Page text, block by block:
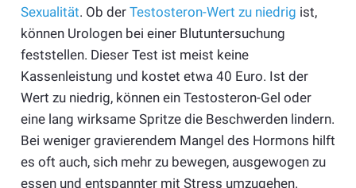
Sexualität. Ob der Testosteron-Wert zu niedrig ist,
können Urologen bei einer Blutuntersuchung
feststellen. Dieser Test ist meist keine
Kassenleistung und kostet etwa 40 Euro. Ist der
Wert zu niedrig, können ein Testosteron-Gel oder
eine lang wirksame Spritze die Beschwerden lindern.
Bei weniger gravierendem Mangel des Hormons hilft
es oft auch, sich mehr zu bewegen, ausgewogen zu
essen und entspannter mit Stress umzugehen.